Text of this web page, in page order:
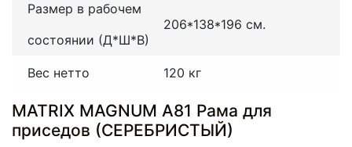
Размер в рабочем
состоянии (Д*Ш*В)
206*138*196 см.
Вес нетто 120 кг
MATRIX MAGNUM A81 Рама для
приседов (СЕРЕБРИСТЫЙ)